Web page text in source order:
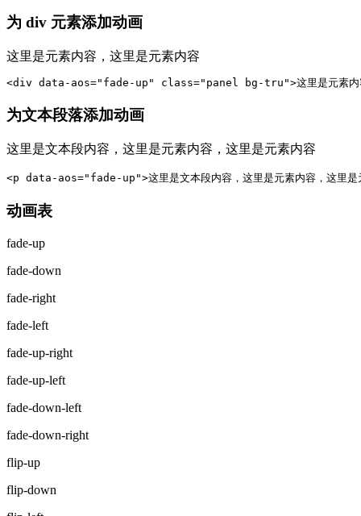
为 div 元素添加动画
这里是元素内容，这里是元素内容
<div data-aos="fade-up" class="panel bg-tru">这里是元素内容
为文本段落添加动画
这里是文本段内容，这里是元素内容，这里是元素内容
<p data-aos="fade-up">这里是文本段内容，这里是元素内容，这里是
动画表
fade-up
fade-down
fade-right
fade-left
fade-up-right
fade-up-left
fade-down-left
fade-down-right
flip-up
flip-down